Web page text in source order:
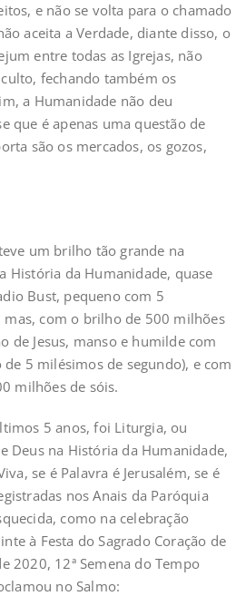
e não se volta para o chamado
aceita a Verdade, diante disso, o
entre todas as Igrejas, não
fechando também os
a Humanidade não deu
que é apenas uma questão de
são os mercados, os gozos,
um brilho tão grande na
História da Humanidade, quase
Bust, pequeno com 5
mas, com o brilho de 500 milhões
de Jesus, manso e humilde com
5 milésimos de segundo), e com
milhões de sóis.
5 anos, foi Liturgia, ou
Deus na História da Humanidade,
se é Palavra é Jerusalém, se é
nos Anais da Paróquia
como na celebração
à Festa do Sagrado Coração de
2020, 12ª Semena do Tempo
no Salmo: